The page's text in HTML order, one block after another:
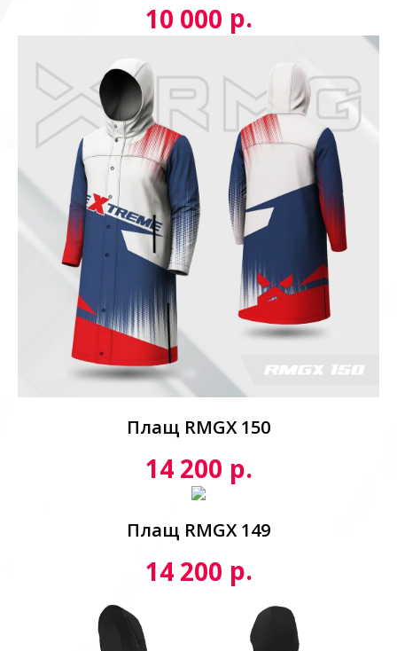
10 000 р.
Плащ RMGX 150
14 200 р.
Плащ RMGX 149
14 200 р.